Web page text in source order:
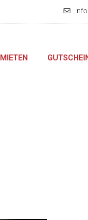
MIETEN